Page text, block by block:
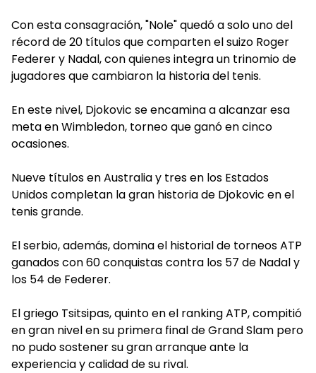
Con esta consagración, "Nole" quedó a solo uno del
récord de 20 títulos que comparten el suizo Roger
Federer y Nadal, con quienes integra un trinomio de
jugadores que cambiaron la historia del tenis.
En este nivel, Djokovic se encamina a alcanzar esa
meta en Wimbledon, torneo que ganó en cinco
ocasiones.
Nueve títulos en Australia y tres en los Estados
Unidos completan la gran historia de Djokovic en el
tenis grande.
El serbio, además, domina el historial de torneos ATP
ganados con 60 conquistas contra los 57 de Nadal y
los 54 de Federer.
El griego Tsitsipas, quinto en el ranking ATP, compitió
en gran nivel en su primera final de Grand Slam pero
no pudo sostener su gran arranque ante la
experiencia y calidad de su rival.